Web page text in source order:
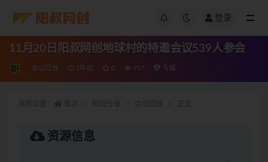
登录
11月20日阳叔网创地球村的特邀会议539人参会
会议回放 3年前 0 957 专属
资源信息